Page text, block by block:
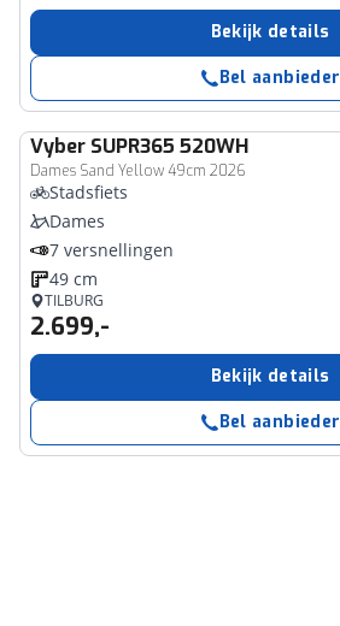
Bekijk details
Bel aanbieder
Vyber SUPR365 520WH
Dames Sand Yellow 49cm 2026
Stadsfiets
Dames
7 versnellingen
49 cm
TILBURG
2.699,-
Bekijk details
Bel aanbieder